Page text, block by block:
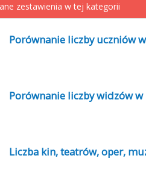
zestawienia w tej kategorii
Porównanie liczby uczniów
Porównanie liczby widzów
Liczba kin, teatrów, oper,